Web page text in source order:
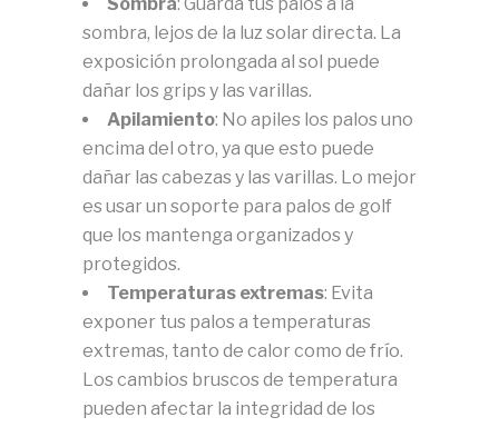
sombra, lejos de la luz solar directa. La
exposición prolongada al sol puede
dañar los grips y las varillas.
Apilamiento: No apiles los palos uno
encima del otro, ya que esto puede
dañar las cabezas y las varillas. Lo mejor
es usar un soporte para palos de golf
que los mantenga organizados y
protegidos.
Temperaturas extremas: Evita
exponer tus palos a temperaturas
extremas, tanto de calor como de frío.
Los cambios bruscos de temperatura
pueden afectar la integridad de los